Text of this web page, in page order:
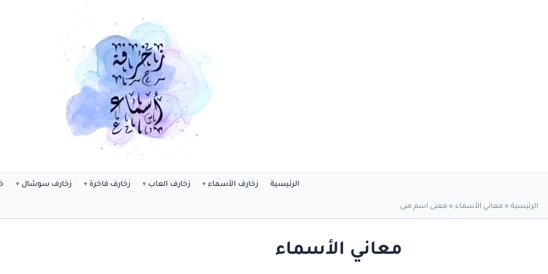
الرئيسية زخارف الأسماء زخارف العاب زخارف فاخرة زخارف سوشال
الرئيسية » معاني الأسماء » معنى اسم منى
معاني الأسماء